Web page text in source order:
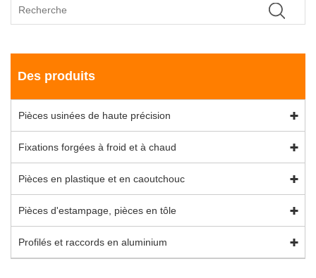
Des produits
Pièces usinées de haute précision
Fixations forgées à froid et à chaud
Pièces en plastique et en caoutchouc
Pièces d'estampage, pièces en tôle
Profilés et raccords en aluminium